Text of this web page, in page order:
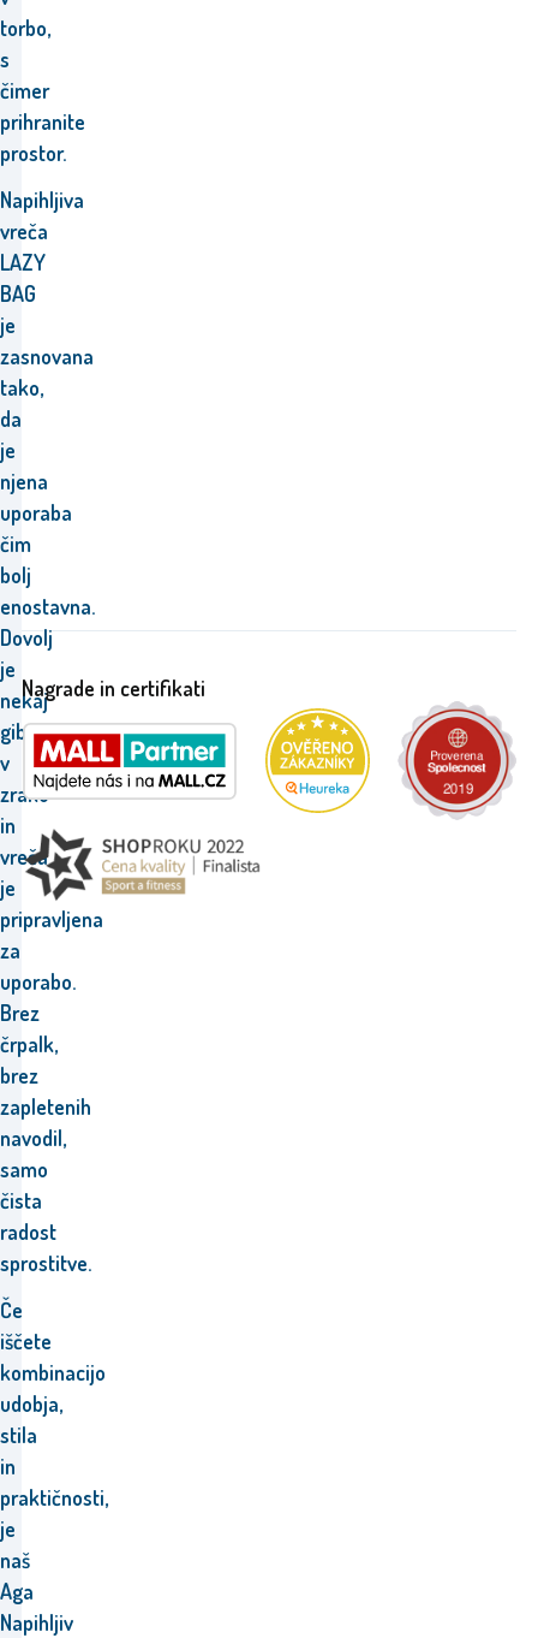
torbo,
s
čimer
prihranite
prostor.
Napihljiva
vreča
LAZY
BAG
je
zasnovana
tako,
da
je
njena
uporaba
čim
bolj
enostavna.
Dovolj
je
nekaj
gibov
v
zraku
in
vreča
je
pripravljena
za
uporabo.
Brez
črpalk,
brez
zapletenih
navodil,
samo
čista
radost
sprostitve.
Če
iščete
kombinacijo
udobja,
stila
in
praktičnosti,
je
naš
Aga
Napihljiv
Nagrade in certifikati